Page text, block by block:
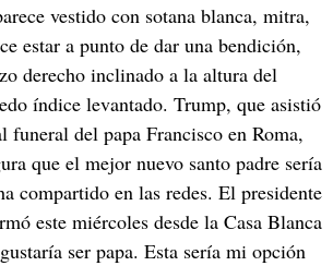
vestido con sotana blanca, mitra,
estar a punto de dar una bendición,
derecho inclinado a la altura del
índice levantado. Trump, que asistió
funeral del papa Francisco en Roma,
que el mejor nuevo santo padre sería
compartido en las redes. El presidente
este miércoles desde la Casa Blanca
ser papa. Esta sería mi opción